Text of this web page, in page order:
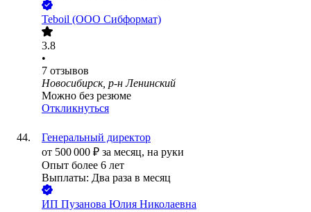
Teboil (ООО Сибформат)
3.8
•
7 отзывов
Новосибирск, р-н Ленинский
Можно без резюме
Откликнуться
Генеральный директор
от 500 000 ₽ за месяц, на руки
Опыт более 6 лет
Выплаты: Два раза в месяц
ИП Пузанова Юлия Николаевна